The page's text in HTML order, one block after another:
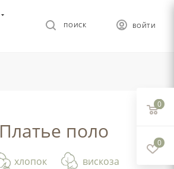
ВОЙТИ
ПОИСК
Платье поло
хлопок вискоза
0
0